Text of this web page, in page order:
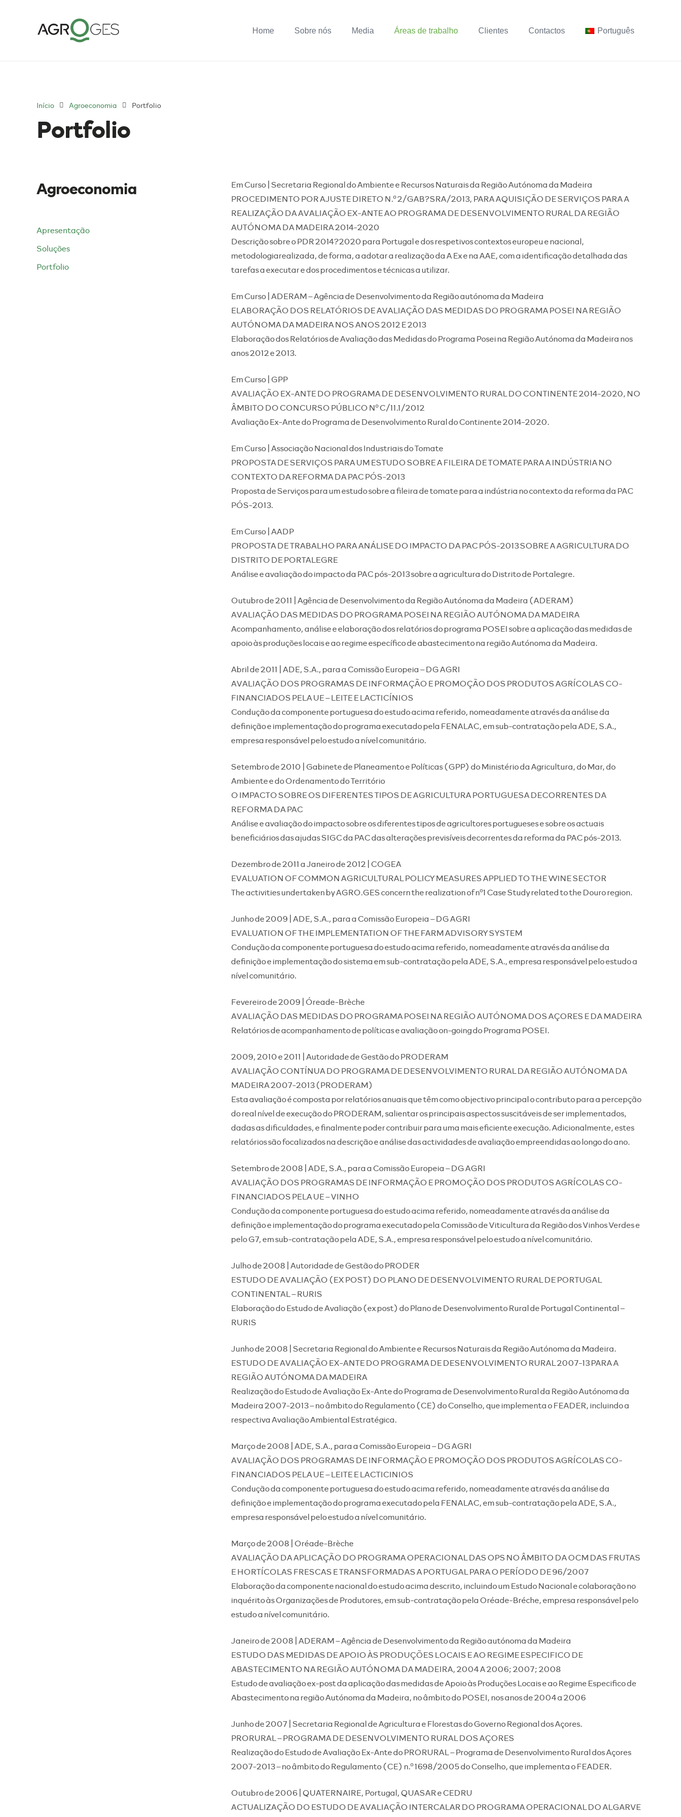
Home Sobre nós Media Áreas de trabalho Clientes Contactos Português
Portfolio
Início Agroeconomia Portfolio
Em Curso | Secretaria Regional do Ambiente e Recursos Naturais da Região Autónoma da Madeira
PROCEDIMENTO POR AJUSTE DIRETO N.º 2/GAB?SRA/2013, PARA AQUISIÇÃO DE SERVIÇOS PARA A
REALIZAÇÃO DA AVALIAÇÃO EX-ANTE AO PROGRAMA DE DESENVOLVIMENTO RURAL DA REGIÃO
AUTÓNOMA DA MADEIRA 2014-2020
Descrição sobre o PDR 2014?2020 para Portugal e dos respetivos contextos europeu e nacional,
metodologiarealizada, de forma, a adotar a realização da A Ex e na AAE, com a identificação detalhada das
tarefas a executar e dos procedimentos e técnicas a utilizar.
Em Curso | ADERAM – Agência de Desenvolvimento da Região autónoma da Madeira
ELABORAÇÃO DOS RELATÓRIOS DE AVALIAÇÃO DAS MEDIDAS DO PROGRAMA POSEI NA REGIÃO
AUTÓNOMA DA MADEIRA NOS ANOS 2012 E 2013
Elaboração dos Relatórios de Avaliação das Medidas do Programa Posei na Região Autónoma da Madeira nos
anos 2012 e 2013.
Em Curso | GPP
AVALIAÇÃO EX-ANTE DO PROGRAMA DE DESENVOLVIMENTO RURAL DO CONTINENTE 2014-2020, NO
ÂMBITO DO CONCURSO PÚBLICO Nº C/11.1/2012
Avaliação Ex-Ante do Programa de Desenvolvimento Rural do Continente 2014-2020.
Em Curso | Associação Nacional dos Industriais do Tomate
PROPOSTA DE SERVIÇOS PARA UM ESTUDO SOBRE A FILEIRA DE TOMATE PARA A INDÚSTRIA NO
CONTEXTO DA REFORMA DA PAC PÓS-2013
Proposta de Serviços para um estudo sobre a fileira de tomate para a indústria no contexto da reforma da PAC
PÓS-2013.
Em Curso | AADP
PROPOSTA DE TRABALHO PARA ANÁLISE DO IMPACTO DA PAC PÓS-2013 SOBRE A AGRICULTURA DO
DISTRITO DE PORTALEGRE
Análise e avaliação do impacto da PAC pós-2013 sobre a agricultura do Distrito de Portalegre.
Outubro de 2011 | Agência de Desenvolvimento da Região Autónoma da Madeira (ADERAM)
AVALIAÇÃO DAS MEDIDAS DO PROGRAMA POSEI NA REGIÃO AUTÓNOMA DA MADEIRA
Acompanhamento, análise e elaboração dos relatórios do programa POSEI sobre a aplicação das medidas de
apoio às produções locais e ao regime específico de abastecimento na região Autónoma da Madeira.
Abril de 2011 | ADE, S.A., para a Comissão Europeia – DG AGRI
AVALIAÇÃO DOS PROGRAMAS DE INFORMAÇÃO E PROMOÇÃO DOS PRODUTOS AGRÍCOLAS CO-
FINANCIADOS PELA UE – LEITE E LACTICÍNIOS
Condução da componente portuguesa do estudo acima referido, nomeadamente através da análise da
definição e implementação do programa executado pela FENALAC, em sub-contratação pela ADE, S.A.,
empresa responsável pelo estudo a nível comunitário.
Setembro de 2010 | Gabinete de Planeamento e Políticas (GPP) do Ministério da Agricultura, do Mar, do
Ambiente e do Ordenamento do Território
O IMPACTO SOBRE OS DIFERENTES TIPOS DE AGRICULTURA PORTUGUESA DECORRENTES DA
REFORMA DA PAC
Análise e avaliação do impacto sobre os diferentes tipos de agricultores portugueses e sobre os actuais
beneficiários das ajudas SIGC da PAC das alterações previsíveis decorrentes da reforma da PAC pós-2013.
Dezembro de 2011 a Janeiro de 2012 | COGEA
EVALUATION OF COMMON AGRICULTURAL POLICY MEASURES APPLIED TO THE WINE SECTOR
The activities undertaken by AGRO.GES concern the realization of nº1 Case Study related to the Douro region.
Junho de 2009 | ADE, S.A., para a Comissão Europeia – DG AGRI
EVALUATION OF THE IMPLEMENTATION OF THE FARM ADVISORY SYSTEM
Condução da componente portuguesa do estudo acima referido, nomeadamente através da análise da
definição e implementação do sistema em sub-contratação pela ADE, S.A., empresa responsável pelo estudo a
nível comunitário.
Fevereiro de 2009 | Óreade-Brèche
AVALIAÇÃO DAS MEDIDAS DO PROGRAMA POSEI NA REGIÃO AUTÓNOMA DOS AÇORES E DA MADEIRA
Relatórios de acompanhamento de políticas e avaliação on-going do Programa POSEI.
2009, 2010 e 2011 | Autoridade de Gestão do PRODERAM
AVALIAÇÃO CONTÍNUA DO PROGRAMA DE DESENVOLVIMENTO RURAL DA REGIÃO AUTÓNOMA DA
MADEIRA 2007-2013 (PRODERAM)
Esta avaliação é composta por relatórios anuais que têm como objectivo principal o contributo para a percepção
do real nível de execução do PRODERAM, salientar os principais aspectos suscitáveis de ser implementados,
dadas as dificuldades, e finalmente poder contribuir para uma mais eficiente execução. Adicionalmente, estes
relatórios são focalizados na descrição e análise das actividades de avaliação empreendidas ao longo do ano.
Setembro de 2008 | ADE, S.A., para a Comissão Europeia – DG AGRI
AVALIAÇÃO DOS PROGRAMAS DE INFORMAÇÃO E PROMOÇÃO DOS PRODUTOS AGRÍCOLAS CO-
FINANCIADOS PELA UE – VINHO
Condução da componente portuguesa do estudo acima referido, nomeadamente através da análise da
definição e implementação do programa executado pela Comissão de Viticultura da Região dos Vinhos Verdes e
pelo G7, em sub-contratação pela ADE, S.A., empresa responsável pelo estudo a nível comunitário.
Julho de 2008 | Autoridade de Gestão do PRODER
ESTUDO DE AVALIAÇÃO (EX POST) DO PLANO DE DESENVOLVIMENTO RURAL DE PORTUGAL
CONTINENTAL – RURIS
Elaboração do Estudo de Avaliação (ex post) do Plano de Desenvolvimento Rural de Portugal Continental –
RURIS
Junho de 2008 | Secretaria Regional do Ambiente e Recursos Naturais da Região Autónoma da Madeira.
ESTUDO DE AVALIAÇÃO EX-ANTE DO PROGRAMA DE DESENVOLVIMENTO RURAL 2007-13 PARA A
REGIÃO AUTÓNOMA DA MADEIRA
Realização do Estudo de Avaliação Ex-Ante do Programa de Desenvolvimento Rural da Região Autónoma da
Madeira 2007-2013 – no âmbito do Regulamento (CE) do Conselho, que implementa o FEADER, incluindo a
respectiva Avaliação Ambiental Estratégica.
Março de 2008 | ADE, S.A., para a Comissão Europeia – DG AGRI
AVALIAÇÃO DOS PROGRAMAS DE INFORMAÇÃO E PROMOÇÃO DOS PRODUTOS AGRÍCOLAS CO-
FINANCIADOS PELA UE – LEITE E LACTICINIOS
Condução da componente portuguesa do estudo acima referido, nomeadamente através da análise da
definição e implementação do programa executado pela FENALAC, em sub-contratação pela ADE, S.A.,
empresa responsável pelo estudo a nível comunitário.
Março de 2008 | Oréade-Brèche
AVALIAÇÃO DA APLICAÇÃO DO PROGRAMA OPERACIONAL DAS OPS NO ÂMBITO DA OCM DAS FRUTAS
E HORTÍCOLAS FRESCAS E TRANSFORMADAS A PORTUGAL PARA O PERÍODO DE 96/2007
Elaboração da componente nacional do estudo acima descrito, incluindo um Estudo Nacional e colaboração no
inquérito às Organizações de Produtores, em sub-contratação pela Oréade-Bréche, empresa responsável pelo
estudo a nível comunitário.
Janeiro de 2008 | ADERAM – Agência de Desenvolvimento da Região autónoma da Madeira
ESTUDO DAS MEDIDAS DE APOIO ÀS PRODUÇÕES LOCAIS E AO REGIME ESPECIFICO DE
ABASTECIMENTO NA REGIÃO AUTÓNOMA DA MADEIRA, 2004 A 2006; 2007; 2008
Estudo de avaliação ex-post da aplicação das medidas de Apoio às Produções Locais e ao Regime Especifico de
Abastecimento na região Autónoma da Madeira, no âmbito do POSEI, nos anos de 2004 a 2006
Junho de 2007 | Secretaria Regional de Agricultura e Florestas do Governo Regional dos Açores.
PRORURAL – PROGRAMA DE DESENVOLVIMENTO RURAL DOS AÇORES
Realização do Estudo de Avaliação Ex-Ante do PRORURAL – Programa de Desenvolvimento Rural dos Açores
2007-2013 – no âmbito do Regulamento (CE) n.º 1698/2005 do Conselho, que implementa o FEADER.
Outubro de 2006 | QUATERNAIRE, Portugal, QUASAR e CEDRU
ACTUALIZAÇÃO DO ESTUDO DE AVALIAÇÃO INTERCALAR DO PROGRAMA OPERACIONAL DO ALGARVE
Agroeconomia
Apresentação
Soluções
Portfolio